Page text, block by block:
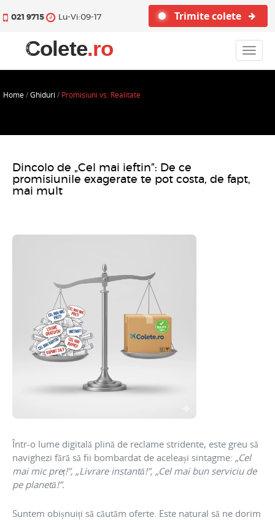
021 9715 Lu-Vi:09-17 Trimite colete
Toggle
Home/Ghiduri / Promisiuni vs. Realitate
Dincolo de „Cel mai ieftin”: De ce
promisiunile exagerate te pot costa, de fapt,
mai mult
Într-o lume digitală plină de reclame stridente, este greu să
navighezi fără să fii bombardat de aceleași sintagme: „Cel
mai mic preț!”, „Livrare instantă!”, „Cel mai bun serviciu de
pe planetă!”.
Suntem obișnuiți să căutăm oferte. Este natural să ne dorim